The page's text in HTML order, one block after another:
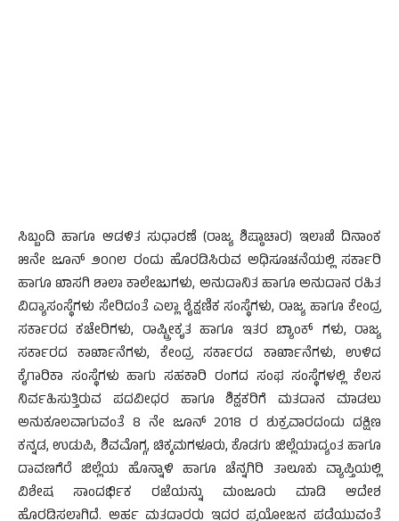
ಸಿಬ್ಬಂದಿ ಹಾಗೂ ಆಡಳಿತ ಸುಧಾರಣೆ (ರಾಜ್ಯ ಶಿಷ್ಠಾಚಾರ) ಇಲಾಖೆ ದಿನಾಂಕ
೫ನೇ ಜೂನ್ ೨೦೧೮ ರಂದು ಹೊರಡಿಸಿರುವ ಅಧಿಸೂಚನೆಯಲ್ಲಿ ಸರ್ಕಾರಿ
ಹಾಗೂ ಖಾಸಗಿ ಶಾಲಾ ಕಾಲೇಜುಗಳು, ಅನುದಾನಿತ ಹಾಗೂ ಅನುದಾನ ರಹಿತ
ವಿದ್ಯಾಸಂಸ್ಥೆಗಳು ಸೇರಿದಂತೆ ಎಲ್ಲಾ ಶೈಕ್ಷಣಿಕ ಸಂಸ್ಥೆಗಳು, ರಾಜ್ಯ ಹಾಗೂ ಕೇಂದ್ರ
ಸರ್ಕಾರದ ಕಚೇರಿಗಳು, ರಾಷ್ಟ್ರೀಕೃತ ಹಾಗೂ ಇತರ ಬ್ಯಾಂಕ್ ಗಳು, ರಾಜ್ಯ
ಸರ್ಕಾರದ ಕಾರ್ಖಾನೆಗಳು, ಕೇಂದ್ರ ಸರ್ಕಾರದ ಕಾರ್ಖಾನೆಗಳು, ಉಳಿದ
ಕೈಗಾರಿಕಾ ಸಂಸ್ಥೆಗಳು ಹಾಗು ಸಹಕಾರಿ ರಂಗದ ಸಂಘ ಸಂಸ್ಥೆಗಳಲ್ಲಿ ಕೆಲಸ
ನಿರ್ವಹಿಸುತ್ತಿರುವ ಪದವೀಧರ ಹಾಗೂ ಶಿಕ್ಷಕರಿಗೆ ಮತದಾನ ಮಾಡಲು
ಅನುಕೂಲವಾಗುವಂತೆ 8 ನೇ ಜೂನ್ 2018 ರ ಶುಕ್ರವಾರದಂದು ದಕ್ಷಿಣ
ಕನ್ನಡ, ಉಡುಪಿ, ಶಿವಮೊಗ್ಗ, ಚಿಕ್ಕಮಗಳೂರು, ಕೊಡಗು ಜಿಲ್ಲೆಯಾದ್ಯಂತ ಹಾಗೂ
ದಾವಣಗೆರೆ ಜಿಲ್ಲೆಯ ಹೊನ್ನಾಳಿ ಹಾಗೂ ಚೆನ್ನಗಿರಿ ತಾಲೂಕು ವ್ಯಾಪ್ತಿಯಲ್ಲಿ
ವಿಶೇಷ ಸಾಂದರ್ಭಿಕ ರಜೆಯನ್ನು ಮಂಜೂರು ಮಾಡಿ ಆದೇಶ